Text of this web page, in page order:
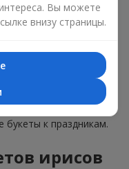
ирисов привлекает
других растений
комплект как сам
цветами. Именно
флористов.
букеты к праздникам.
ирисов
Вы можете
внизу страницы.